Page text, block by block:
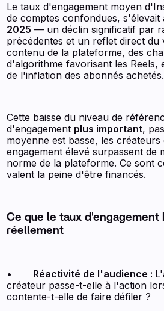
Le taux d'engagement moyen
de comptes confondues, s'élevait
2025 — un déclin significatif par
précédentes et un reflet direct du
contenu de la plateforme, des
d'algorithme favorisant les Reels,
de l'inflation des abonnés achetés.
Cette baisse du niveau de
d'engagement plus important,
moyenne est basse, les
engagement élevé surpassent de
norme de la plateforme. Ce sont
valent la peine d'être financés.
Ce que le taux d'engagement
réellement
• Réactivité de l'audience :
créateur passe-t-elle à l'action
contente-t-elle de faire défiler ?